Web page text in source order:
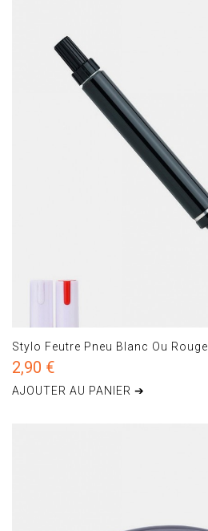
Stylo Feutre Pneu Blanc Ou Rouge
2,90 €
AJOUTER AU PANIER ➔